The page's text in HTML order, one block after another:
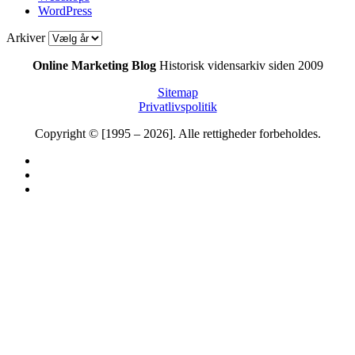
WordPress
Arkiver
Online Marketing BlogHistorisk vidensarkiv siden 2009
Sitemap
Privatlivspolitik
Copyright © [1995 – 2026]. Alle rettigheder forbeholdes.